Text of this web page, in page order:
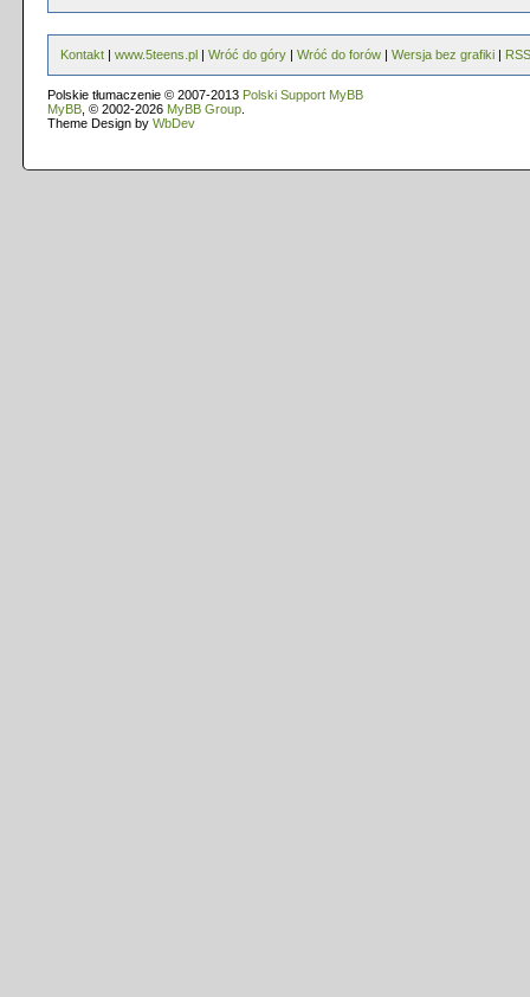
Kontakt | www.5teens.pl | Wróć do góry | Wróć do forów | Wersja bez grafiki | RSS
Polskie tłumaczenie © 2007-2013 Polski Support MyBB
MyBB , © 2002-2026 MyBB Group
Theme Design by WbDev